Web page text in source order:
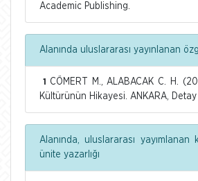
Academic Publishing.
Alanında uluslararası yayınlanan
1
CÖMERT M., ALABACAK C. H.
Kültürünün Hikayesi. ANKARA, Detay
Alanında, uluslararası
ünite yazarlığı